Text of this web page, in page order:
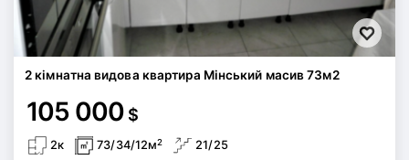
2 кімнатна видова квартира Мінський масив 73м2
105 000 $
2к 73/34/12м2 21/25